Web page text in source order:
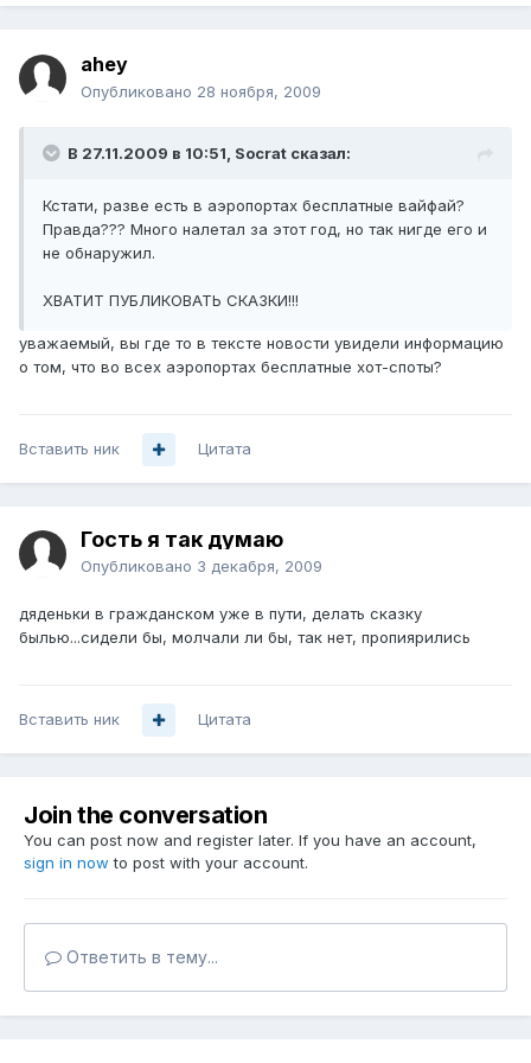
ahey
Опубликовано 28 ноября, 2009
В 27.11.2009 в 10:51, Socrat сказал:
Кстати, разве есть в аэропортах бесплатные вайфай?
Правда??? Много налетал за этот год, но так нигде его и
не обнаружил.
ХВАТИТ ПУБЛИКОВАТЬ СКАЗКИ!!!
уважаемый, вы где то в тексте новости увидели информацию
о том, что во всех аэропортах бесплатные хот-споты?
Вставить ник Цитата
Гость я так думаю
Опубликовано 3 декабря, 2009
дяденьки в гражданском уже в пути, делать сказку
былью...сидели бы, молчали ли бы, так нет, пропиярились
Вставить ник Цитата
Join the conversation
You can post now and register later. If you have an account,
sign in now to post with your account.
Ответить в тему...